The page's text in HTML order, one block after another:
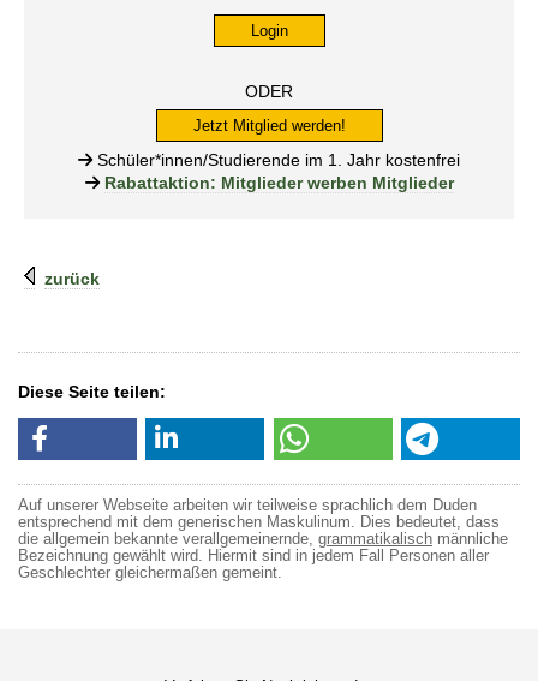
ODER
Jetzt Mitglied werden!
Schüler*innen/Studierende im 1. Jahr kostenfrei
Rabattaktion: Mitglieder werben Mitglieder
zurück
Diese Seite teilen:
Auf unserer Webseite arbeiten wir teilweise sprachlich dem Duden
entsprechend mit dem generischen Maskulinum. Dies bedeutet, dass
die allgemein bekannte verallgemeinernde, grammatikalisch männliche
Bezeichnung gewählt wird. Hiermit sind in jedem Fall Personen aller
Geschlechter gleichermaßen gemeint.